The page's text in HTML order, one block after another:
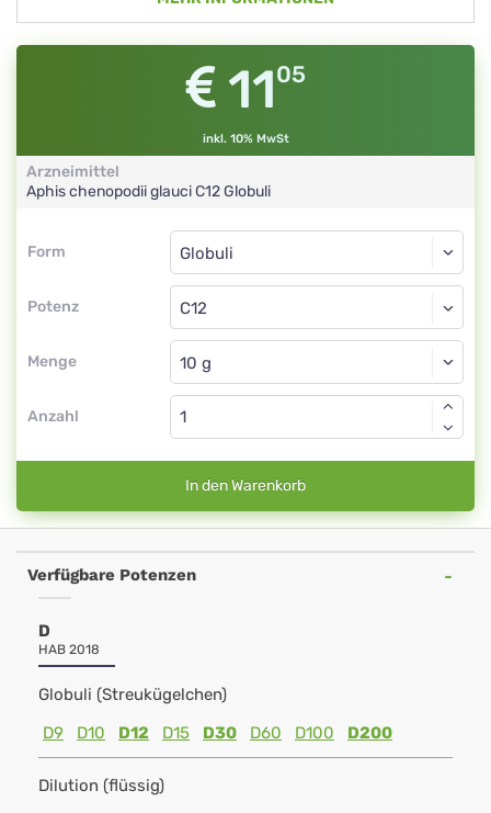
1105
inkl. 10% MwSt
Arzneimittel
Aphis chenopodii glauciC12Globuli
Form
Form
Potenz
Globuli
C12
Menge
Globuli
Anzahl
In den Warenkorb
Verfügbare Potenzen
D
HAB 2018
Globuli (Streukügelchen)
D9
D10 D12 D15 D30 D60 D100 D200
Dilution (flüssig)